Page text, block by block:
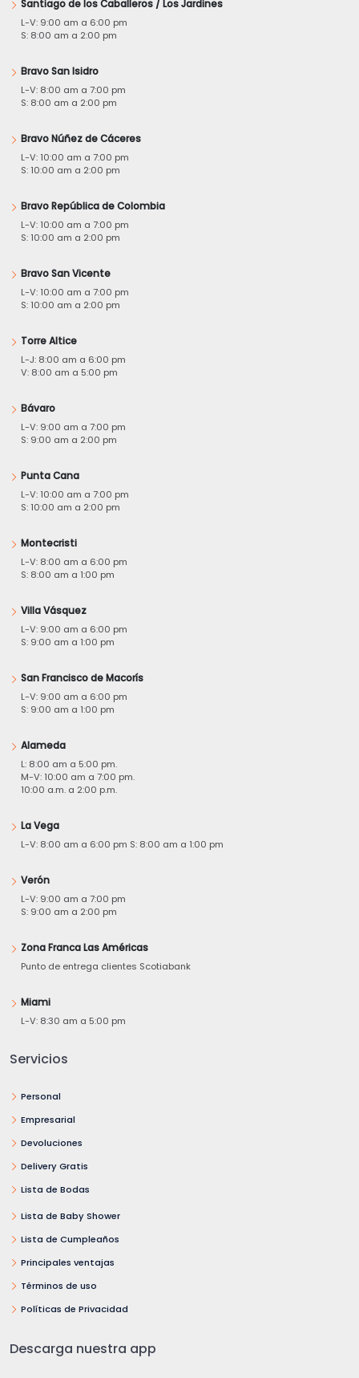
Santiago de los Caballeros / Los Jardines
L-V: 9:00 am a 6:00 pm
S: 8:00 am a 2:00 pm
Bravo San Isidro
L-V: 8:00 am a 7:00 pm
S: 8:00 am a 2:00 pm
Bravo Núñez de Cáceres
L-V: 10:00 am a 7:00 pm
S: 10:00 am a 2:00 pm
Bravo República de Colombia
L-V: 10:00 am a 7:00 pm
S: 10:00 am a 2:00 pm
Bravo San Vicente
L-V: 10:00 am a 7:00 pm
S: 10:00 am a 2:00 pm
Torre Altice
L-J: 8:00 am a 6:00 pm
V: 8:00 am a 5:00 pm
Bávaro
L-V: 9:00 am a 7:00 pm
S: 9:00 am a 2:00 pm
Punta Cana
L-V: 10:00 am a 7:00 pm
S: 10:00 am a 2:00 pm
Montecristi
L-V: 8:00 am a 6:00 pm
S: 8:00 am a 1:00 pm
Villa Vásquez
L-V: 9:00 am a 6:00 pm
S: 9:00 am a 1:00 pm
San Francisco de Macorís
L-V: 9:00 am a 6:00 pm
S: 9:00 am a 1:00 pm
Alameda
L: 8:00 am a 5:00 pm.
M-V: 10:00 am a 7:00 pm.
10:00 a.m. a 2:00 p.m.
La Vega
L-V: 8:00 am a 6:00 pm S: 8:00 am a 1:00 pm
Verón
L-V: 9:00 am a 7:00 pm
S: 9:00 am a 2:00 pm
Zona Franca Las Américas
Punto de entrega clientes Scotiabank
Miami
L-V: 8:30 am a 5:00 pm
Servicios
Personal
Empresarial
Devoluciones
Delivery Gratis
Lista de Bodas
Lista de Baby Shower
Lista de Cumpleaños
Principales ventajas
Términos de uso
Políticas de Privacidad
Descarga nuestra app